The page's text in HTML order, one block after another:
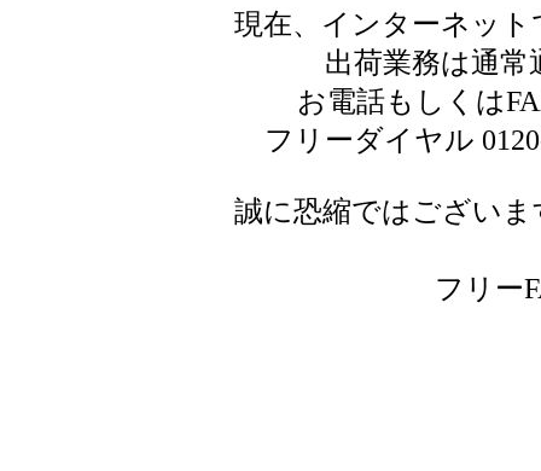
現在、インターネッ
出荷業務は通
お電話もしくは
フリーダイヤル
誠に恐縮ではござい
フリー